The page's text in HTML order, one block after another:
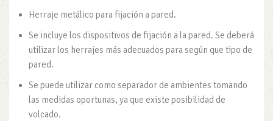
Herraje metálico para fijación a pared.
Se incluye los dispositivos de fijación a la pared. Se deberá
utilizar los herrajes más adecuados para según que tipo de
pared.
Se puede utilizar como separador de ambientes tomando
las medidas oportunas, ya que existe posibilidad de
volcado.